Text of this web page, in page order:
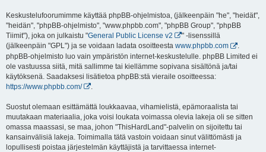
Keskustelufoorumimme käyttää phpBB-ohjelmistoa, (jälkeenpäin "he", "heidät",
"heidän", "phpBB-ohjelmisto", "www.phpbb.com", "phpBB Group", "phpBB
Tiimit"), joka on julkaistu "General Public License v2
" -lisenssillä
(jälkeenpäin "GPL") ja se voidaan ladata osoitteesta www.phpbb.com
.
phpBB-ohjelmisto luo vain ympäristön internet-keskustelulle. phpBB Limited ei
ole vastuussa siitä, mitä sallimme tai kiellämme sopivana sisältönä ja/tai
käytöksenä. Saadaksesi lisätietoa phpBB:stä vieraile osoitteessa:
https://www.phpbb.com/
Suostut olemaan esittämättä loukkaavaa, vihamielistä, epämoraalista tai
muutakaan materiaalia, joka voisi loukata voimassa olevia lakeja oli se sitten
omassa maassasi, se maa, johon "ThisHardLand"-palvelin on sijoitettu tai
kansainvälisiä lakeja. Toimimalla tätä vastoin voidaan sinut välittömästi ja
lopullisesti poistaa järjestelmän käyttäjistä ja tarvittaessa internet-